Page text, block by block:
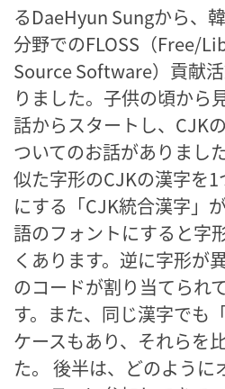
るDaeHyun Sungから、
分野でのFLOSS（Free/
Source Software）貢献
りました。子供の頃から
話からスタートし、CJK
ついてのお話がありまし
似た字形のCJKの漢字を
にする「CJK統合漢字」
語のフォントにすると字
くあります。逆に字形が
のコードが割り当てられ
す。また、同じ漢字でも
ケースもあり、それらを
た。 後半は、どのように